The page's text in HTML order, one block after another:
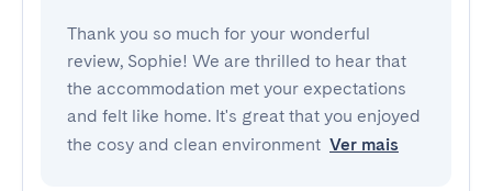
Thank you so much for your wonderful
review, Sophie! We are thrilled to hear that
the accommodation met your expectations
and felt like home. It's great that you enjoyed
the cosy and clean environment Ver mais